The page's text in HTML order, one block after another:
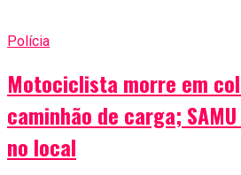
Polícia
Motociclista morre em
caminhão de carga;
no local